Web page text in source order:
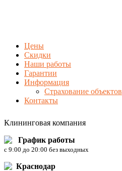
Цены
Скидки
Наши работы
Гарантии
Информация
Страхование объектов
Контакты
Клининговая компания
График работы
c 9:00 до 20:00 без выходных
Краснодар